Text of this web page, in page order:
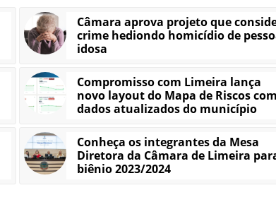
Câmara aprova projeto que
crime hediondo homicídio de
idosa
Compromisso com Limeira lança
novo layout do Mapa de Riscos com
dados atualizados do município
Conheça os integrantes da Mesa
Diretora da Câmara de Limeira
biênio 2023/2024